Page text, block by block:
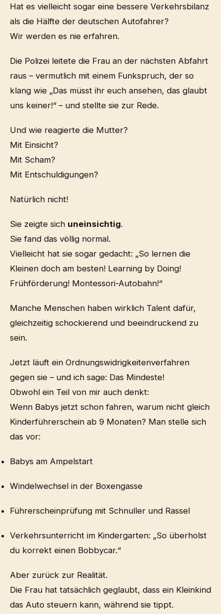
Hat es vielleicht sogar eine bessere Verkehrsbilanz
als die Hälfte der deutschen Autofahrer?
Wir werden es nie erfahren.
Die Polizei leitete die Frau an der nächsten Abfahrt
raus – vermutlich mit einem Funkspruch, der so
klang wie „Das müsst ihr euch ansehen, das glaubt
uns keiner!“ – und stellte sie zur Rede.
Und wie reagierte die Mutter?
Mit Einsicht?
Mit Scham?
Mit Entschuldigungen?
Natürlich nicht!
Sie zeigte sich uneinsichtig.
Sie fand das völlig normal.
Vielleicht hat sie sogar gedacht: „So lernen die
Kleinen doch am besten! Learning by Doing!
Frühförderung! Montessori-Autobahn!“
Manche Menschen haben wirklich Talent dafür,
gleichzeitig schockierend und beeindruckend zu
sein.
Jetzt läuft ein Ordnungswidrigkeitenverfahren
gegen sie – und ich sage: Das Mindeste!
Obwohl ein Teil von mir auch denkt:
Wenn Babys jetzt schon fahren, warum nicht gleich
Kinderführerschein ab 9 Monaten? Man stelle sich
das vor:
Babys am Ampelstart
Windelwechsel in der Boxengasse
Führerscheinprüfung mit Schnuller und Rassel
Verkehrsunterricht im Kindergarten: „So überholst
du korrekt einen Bobbycar.“
Aber zurück zur Realität.
Die Frau hat tatsächlich geglaubt, dass ein Kleinkind
das Auto steuern kann, während sie tippt.